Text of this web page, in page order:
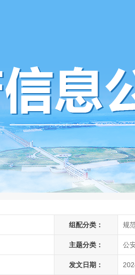
组配分类： 规
主题分类： 公
发文日期：